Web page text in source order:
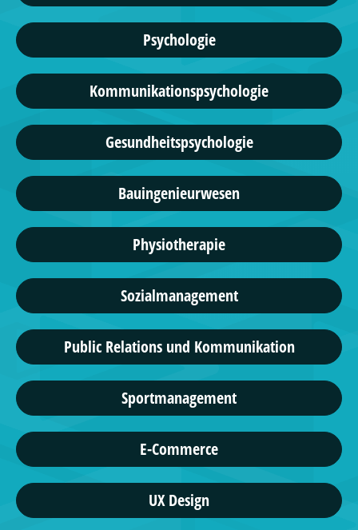
Psychologie
Kommunikationspsychologie
Gesundheitspsychologie
Bauingenieurwesen
Physiotherapie
Sozialmanagement
Public Relations und Kommunikation
Sportmanagement
E-Commerce
UX Design